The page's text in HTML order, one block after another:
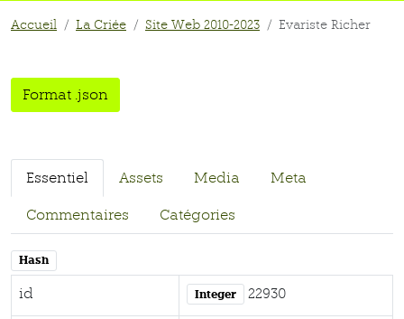
Accueil La Criée Site Web 2010-2023 Evariste Richer
Format .json
Essentiel Assets Media Meta
Commentaires Catégories
Hash
id Integer 22930